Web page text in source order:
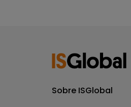
Sobre ISGlobal